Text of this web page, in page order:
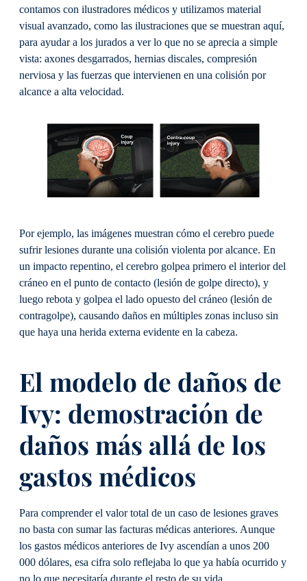
contamos con ilustradores médicos y utilizamos material
visual avanzado, como las ilustraciones que se muestran aquí,
para ayudar a los jurados a ver lo que no se aprecia a simple
vista: axones desgarrados, hernias discales, compresión
nerviosa y las fuerzas que intervienen en una colisión por
alcance a alta velocidad.
Por ejemplo, las imágenes muestran cómo el cerebro puede
sufrir lesiones durante una colisión violenta por alcance. En
un impacto repentino, el cerebro golpea primero el interior del
cráneo en el punto de contacto (lesión de golpe directo), y
luego rebota y golpea el lado opuesto del cráneo (lesión de
contragolpe), causando daños en múltiples zonas incluso sin
que haya una herida externa evidente en la cabeza.
El modelo de daños de
Ivy: demostración de
daños más allá de los
gastos médicos
Para comprender el valor total de un caso de lesiones graves
no basta con sumar las facturas médicas anteriores. Aunque
los gastos médicos anteriores de Ivy ascendían a unos 200
000 dólares, esa cifra solo reflejaba lo que ya había ocurrido y